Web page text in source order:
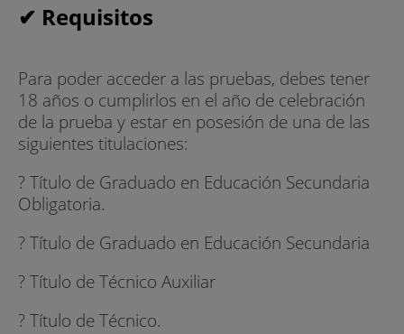
✔ Requisitos
Para poder acceder a las pruebas, debes tener
18 años o cumplirlos en el año de celebración
de la prueba y estar en posesión de una de las
siguientes titulaciones:
? Título de Graduado en Educación Secundaria
Obligatoria.
? Título de Graduado en Educación Secundaria
? Título de Técnico Auxiliar
? Título de Técnico.